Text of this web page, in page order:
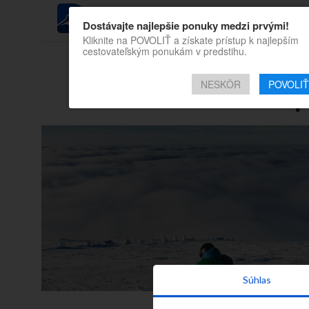
REGIÓNY
Všetky príspevky
Súhlas
Dostávajte najlepšie ponuky medzi prvými!
Kliknite na POVOLIŤ a získate prístup k najlepším
cestovateľským ponukám v predstihu.
NESKÔR POVOLIŤ